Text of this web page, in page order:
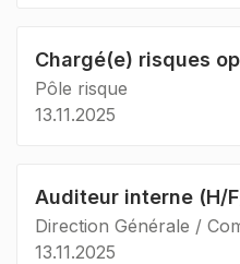
Chargé(e) risques
Pôle risque
13.11.2025
Auditeur interne (H/
Direction Générale /
13.11.2025